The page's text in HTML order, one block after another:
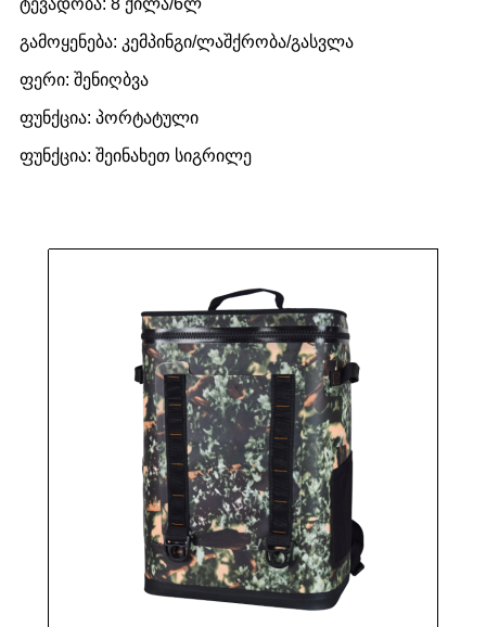
გამოყენება: კემპინგი/ლაშქრობა/გასვლა
ფერი: შენიღბვა
ფუნქცია: პორტატული
ფუნქცია: შეინახეთ სიგრილე